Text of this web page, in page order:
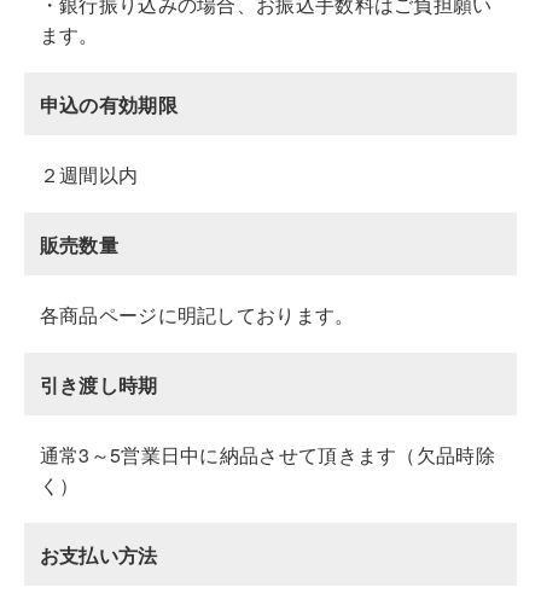
ます。
申込の有効期限
２週間以内
販売数量
各商品ページに明記しております。
引き渡し時期
通常3～5営業日中に納品させて頂きます（欠品時除
く）
お支払い方法